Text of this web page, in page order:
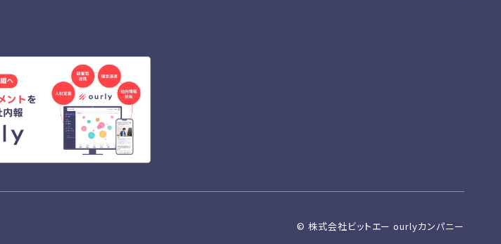
© 株式会社ビットエー ourlyカンパニー